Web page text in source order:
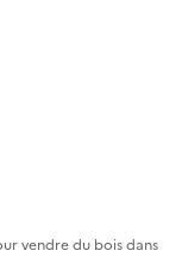
vendre du bois dans